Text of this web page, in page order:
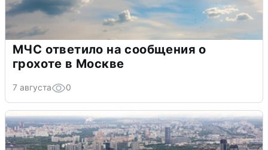
МЧС ответило на сообщения о
грохоте в Москве
7 августа 0